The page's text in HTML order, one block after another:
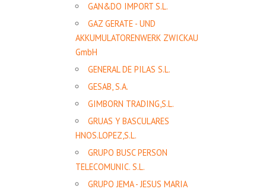
GAN&DO IMPORT S.L.
GAZ GERATE - UND
AKKUMULATORENWERK ZWICKAU
GmbH
GENERAL DE PILAS S.L.
GESAB, S.A.
GIMBORN TRADING,S.L.
GRUAS Y BASCULARES
HNOS.LOPEZ,S.L.
GRUPO BUSC PERSON
TELECOMUNIC. S.L.
GRUPO JEMA - JESUS MARIA